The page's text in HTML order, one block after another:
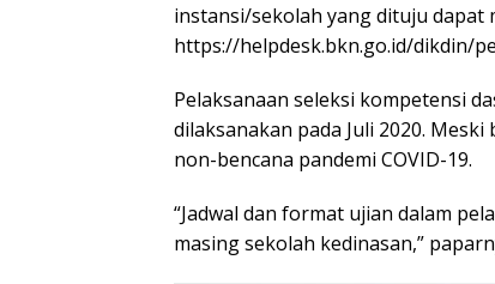
instansi/sekolah yang dituju dapat
https://helpdesk.bkn.go.id/dikdin/
Pelaksanaan seleksi kompetensi
dilaksanakan pada Juli 2020.
non-bencana pandemi COVID-19.
“Jadwal dan format ujian dalam
masing sekolah kedinasan,”